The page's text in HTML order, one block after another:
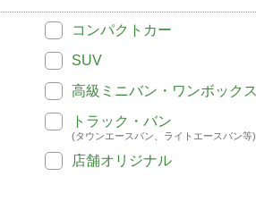
コンパクトカー
SUV
高級ミニバン・ワンボックス
トラック・バン
(タウンエースバン、ライトエースバン等)
店舗オリジナル